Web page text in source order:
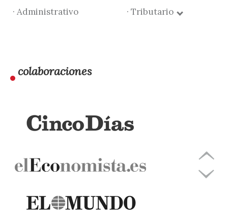
· Administrativo
· Tributario
colaboraciones